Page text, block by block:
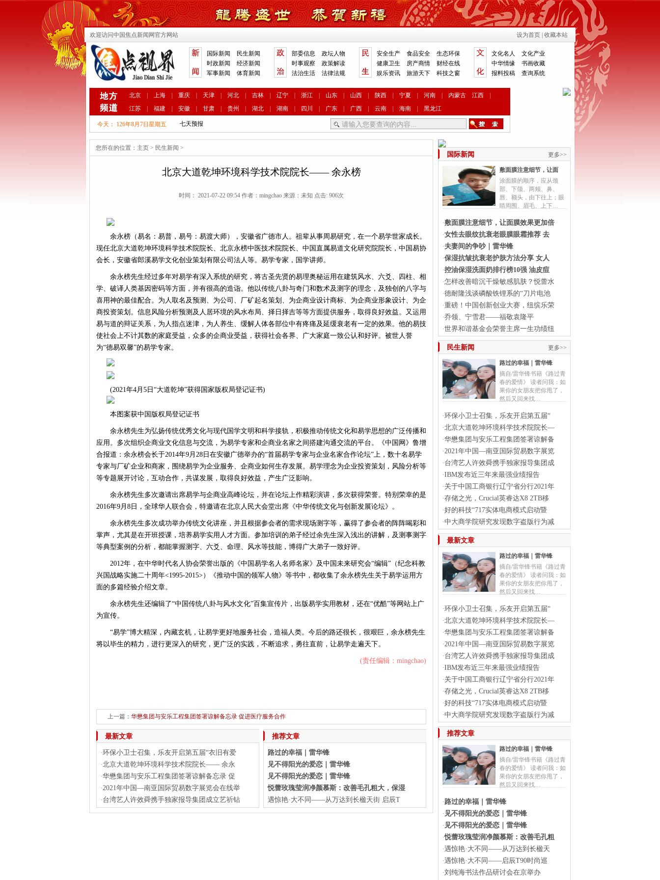
欢迎访问中国焦点新闻网官方网站 设为首页 收藏本站
国际新闻
民生新闻
时政新闻
经济新闻
军事新闻
体育新闻
部委信息
政坛人物
时事观察
政策解读
法治生活
法律法规
安全生产 食品安全
生态环保
健康卫生
房产商情
财经在线
娱乐资讯
旅游天下 科技之窗
文化名人
文化产业
中华情缘
书画收藏
报料投稿
查询系统
北京 上海 重庆 天津 河北 吉林 辽宁 浙江 山东 山西 陕西 宁夏 河南 内蒙古 江西
江苏
福建 安徽 甘肃 贵州 湖北 湖南 四川 广东 广西 云南 海南 黑龙江
今天： 126年8月7日星期五
您所在的位置： 主页 > 民生新闻 >
北京大道乾坤环境科学技术院院长—— 余永榜
时间： 2021-07-22 09:54 作者：mingchao 来源：未知 点击: 906次
余永榜（易名：易普，易号：易渡大师），安徽省广德市人。祖辈从事周易研究，在一个易学世家成长。
现任北京大道乾坤环境科学技术院院长、北京永榜中医技术院院长、中国直属易道文化研究院院长，中国易协
会长，安徽省郎溪易学文化创业策划有限公司法人等。易学专家，国学讲师。
余永榜先生经过多年对易学有深入系统的研究，将古圣先贤的易理奥秘运用在建筑风水、六爻、四柱、相
学、破译人类基因密码等方面，并有很高的造诣。他以传统八卦与奇门和数术及测字的理念，及独创的八字与
喜用神的最佳配合。为人取名及预测、为公司、厂矿起名策划、为企商业设计商标、为企商业形象设计、为企
商投资策划。信息风险分析预测及人居环境的风水布局、择日择吉等等方面提供服务，取得良好效益。又运用
易与道的辩证关系，为人指点迷津，为人养生、缓解人体各部位中有疼痛及延缓衰老有一定的效果。他的易技
使社会上不计其数的家庭受益，众多的企商业受益，获得社会各界、广大家庭一致公认和好评。被世人誉
为“德易双馨”的易学专家。
(2021年4月5日“大道乾坤”获得国家版权局登记证书)
本图案获中国版权局登记证书
余永榜先生为弘扬传统优秀文化与现代国学文明和科学接轨，积极推动传统文化和易学思想的广泛传播和
应用。多次组织企商业文化信息与交流，为易学专家和企商业名家之间搭建沟通交流的平台。《中国网》鲁增
合报道：余永榜会长于2014年9月28日在安徽广德举办的“首届易学专家与企业名家合作论坛”上，数十名易学
专家与厂矿企业和商家，围绕易学为企业服务、企商业如何生存发展。易学理念为企业投资策划，风险分析等
等专题展开讨论，互动合作，共谋发展，取得良好效益，产生广泛影响。
余永榜先生多次邀请出席易学与企商业高峰论坛，并在论坛上作精彩演讲，多次获得荣誉。特别荣幸的是
2016年9月8日，全球华人联合会，特邀请在北京人民大会堂出席《中华传统文化与创新发展论坛》。
余永榜先生多次成功举办传统文化讲座，并且根据参会者的需求现场测字等，赢得了参会者的阵阵喝彩和
掌声，尤其是在开班授课，培养易学实用人才方面。参加培训的弟子经过余先生深入浅出的讲解，及测事测字
等典型案例的分析，都能掌握测字、六爻、命理、风水等技能，博得广大弟子一致好评。
2012年，在中华时代名人协会荣誉出版的《中国易学名人名师名家》及中国未来研究会“编辑”（纪念科教
兴国战略实施二十周年<1995-2015>）《推动中国的领军人物》等书中，都收集了余永榜先生关于易学运用方
面的多篇经验介绍文章。
余永榜先生还编辑了“中国传统八卦与风水文化”百集宣传片，出版易学实用教材，还在“优酷”等网站上广
为宣传。
“易学”博大精深，内藏玄机，让易学更好地服务社会，造福人类。今后的路还很长，很艰巨，余永榜先生
将以毕生的精力，进行更深入的研究，更广泛的实践，不断追求，勇往直前，让易学走遍天下。
(责任编辑：mingchao)
上一篇： 华懋集团与安乐工程集团签署谅解备忘录 促进医疗服务合作
下一篇：环保小卫士召集，乐友开启第五届“衣旧有爱”公益行动
最新文章
·环保小卫士召集，乐友开启第五届“衣旧有爱
·北京大道乾坤环境科学技术院院长—— 余永
·华懋集团与安乐工程集团签署谅解备忘录 促
·2021年中国—南亚国际贸易数字展览会在线举
·台湾艺人许效舜携手独家报导集团成立艺祈钻
推荐文章
路过的幸福｜雷华锋
见不得阳光的爱恋｜雷华锋
见不得阳光的爱恋｜雷华锋
悦蕾玫瑰莹润净颜慕斯：改善毛孔粗大，保湿
遇惊艳·大不同——从万达到长楹天街 启辰T
国际新闻 更多>>
敷面膜注意细节，让面
涂面膜的顺序，应从颈
部、下颌、两颊、鼻、
唇、额头，由下往上；眼
睛周围、眉毛、上下…
·敷面膜注意细节，让面膜效果更加倍
·女性去眼纹抗衰老眼膜眼霜推荐 去
·夫妻间的争吵｜雷华锋
·保湿抗皱抗衰老护肤方法分享 女人
·控油保湿洗面奶排行榜10强 油皮痘
·怎样改善暗沉干燥敏感肌肤？悦蕾水
·德耐隆浅谈磷酸铁锂系的“刀片电池
·重磅！中国创新创业大赛，纽缤乐荣
·乔领、宁雪君——福敬袁隆平
·世界和谐基金会荣誉主席一生功绩纽
民生新闻 更多>>
路过的幸福｜雷华锋
摘自/雷华锋书籍《路过青
春的爱情》 读者问我：如
果你的女朋友把你甩了，
然后又回来找…
·环保小卫士召集，乐友开启第五届“
·北京大道乾坤环境科学技术院院长—
·华懋集团与安乐工程集团签署谅解备
·2021年中国—南亚国际贸易数字展览
·台湾艺人许效舜携手独家报导集团成
·IBM发布近三年来最强业绩报告
·关于中国工商银行辽宁省分行2021年
·存储之光，Crucial英睿达X8 2TB移
·好的科技“717实体电商模式启动暨
·中大商学院研究发现数字盗版行为减
最新文章
路过的幸福｜雷华锋
摘自/雷华锋书籍《路过青
春的爱情》 读者问我：如
果你的女朋友把你甩了，
然后又回来找…
·环保小卫士召集，乐友开启第五届“
·北京大道乾坤环境科学技术院院长—
·华懋集团与安乐工程集团签署谅解备
·2021年中国—南亚国际贸易数字展览
·台湾艺人许效舜携手独家报导集团成
·IBM发布近三年来最强业绩报告
·关于中国工商银行辽宁省分行2021年
·存储之光，Crucial英睿达X8 2TB移
·好的科技“717实体电商模式启动暨
·中大商学院研究发现数字盗版行为减
推荐文章
路过的幸福｜雷华锋
摘自/雷华锋书籍《路过青
春的爱情》 读者问我：如
果你的女朋友把你甩了，
然后又回来找…
·路过的幸福｜雷华锋
·见不得阳光的爱恋｜雷华锋
·见不得阳光的爱恋｜雷华锋
·悦蕾玫瑰莹润净颜慕斯：改善毛孔粗
·遇惊艳·大不同——从万达到长楹天
·遇惊艳·大不同——启辰T90时尚巡
·刘纯海书法作品研讨会在京举办